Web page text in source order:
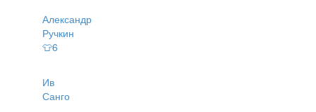
Александр
Ручкин
👕6
Ив
Санго